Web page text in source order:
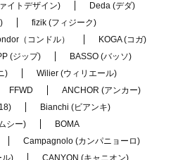
イトデザイン)
Deda (デダ)
fizik (フィジーク)
（コンドル）
KOGA (コガ)
(ジップ)
BASSO (バッソ)
)
Wilier (ウィリエール)
FFWD
ANCHOR (アンカー)
Bianchi (ビアンキ)
シー)
BOMA
Campagnolo (カンパニョーロ)